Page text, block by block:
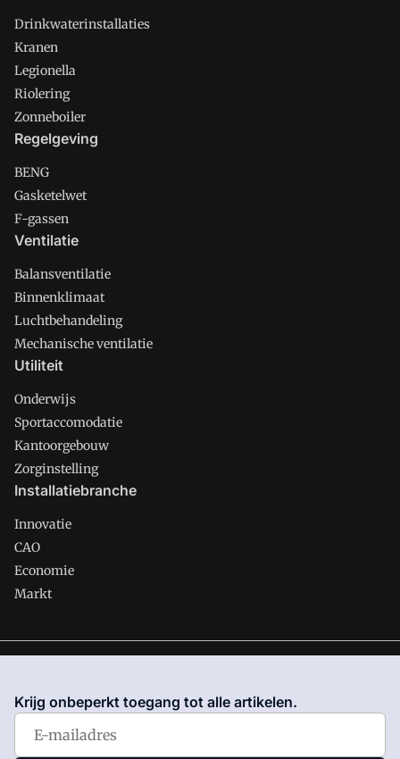
Drinkwaterinstallaties
Kranen
Legionella
Riolering
Zonneboiler
Regelgeving
BENG
Gasketelwet
F-gassen
Ventilatie
Balansventilatie
Binnenklimaat
Luchtbehandeling
Mechanische ventilatie
Utiliteit
Onderwijs
Sportaccomodatie
Kantoorgebouw
Zorginstelling
Installatiebranche
Innovatie
CAO
Economie
Markt
waar VMN media voor staat. Op gebruik van deze site zijn de
volgende regelingen van toepassing:Algemene Voorwaarden
Privacy en Cookie beleid
Krijg onbeperkt toegang tot alle artikelen.